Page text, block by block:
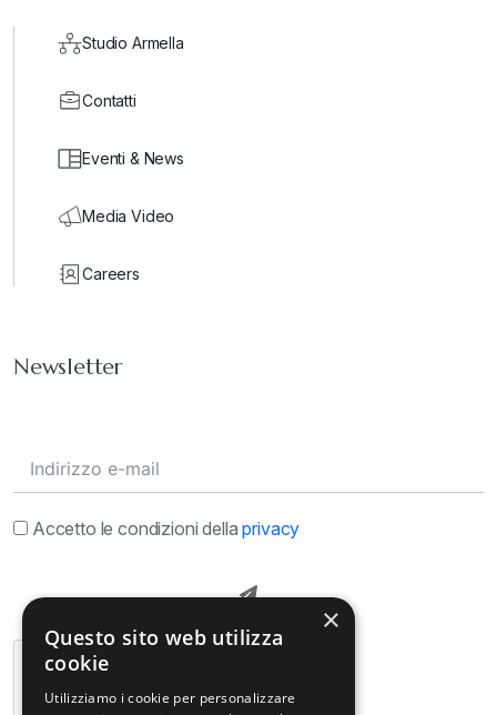
Studio Armella
Contatti
Eventi & News
Media Video
Careers
Newsletter
Accetto le condizioni dellaprivacy
×
Questo sito web utilizza
cookie
Utilizziamo i cookie per personalizzare